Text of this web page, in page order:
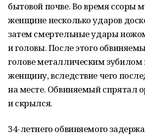
бытовой почве. Во время ссоры
женщине несколько ударов
затем смертельные удары
и головы. После этого
голове металлическим
женщину, вследствие чего
на месте. Обвиняемый спрятал
и скрылся.
34-летнего обвиняемого